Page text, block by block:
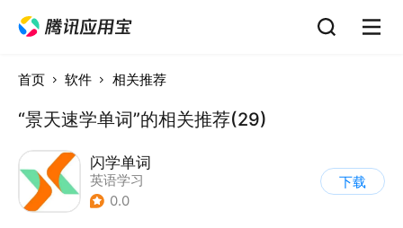
首页 软件 相关推荐
“景天速学单词”的相关推荐(29)
闪学单词
英语学习
0.0
下载